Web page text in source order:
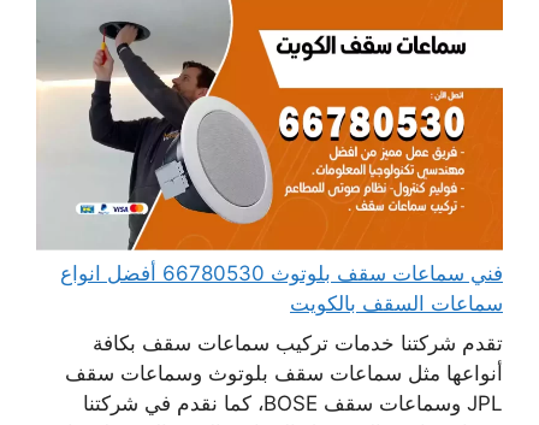
فني سماعات سقف بلوتوث 66780530 أفضل انواع
سماعات السقف بالكويت
تقدم شركتنا خدمات تركيب سماعات سقف بكافة
أنواعها مثل سماعات سقف بلوتوث وسماعات سقف
JPL وسماعات سقف BOSE، كما نقدم في شركتنا